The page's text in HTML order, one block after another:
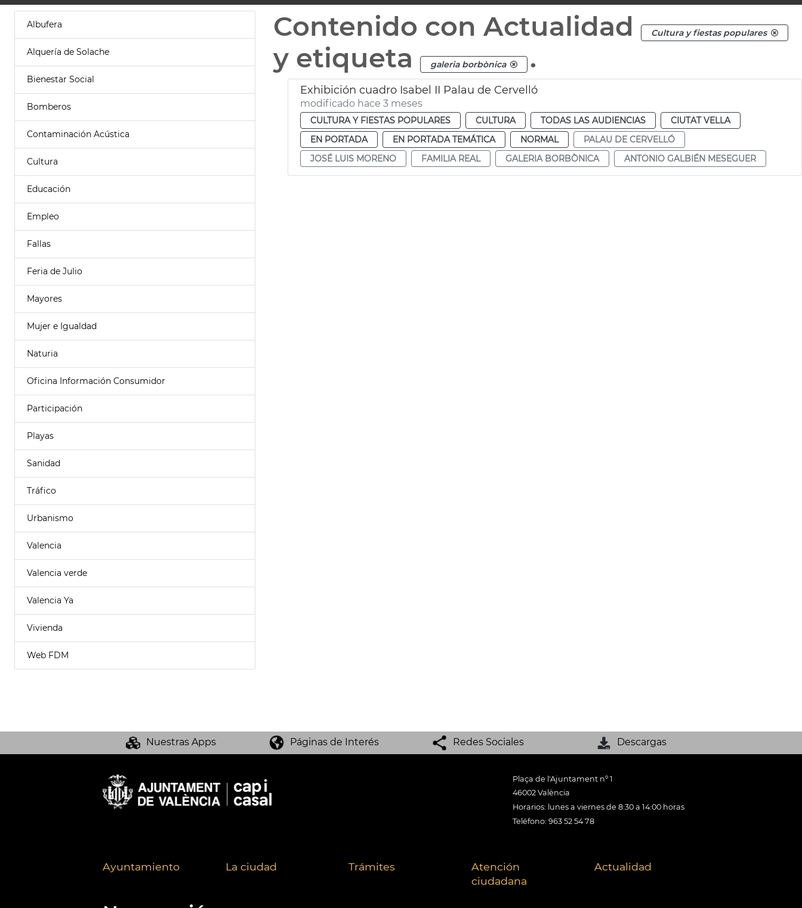
Albufera
Alquería de Solache
Bienestar Social
Bomberos
Contaminación Acústica
Cultura
Educación
Empleo
Fallas
Feria de Julio
Mayores
Mujer e Igualdad
Naturia
Oficina Información Consumidor
Participación
Playas
Sanidad
Tráfico
Urbanismo
Valencia
Valencia verde
Valencia Ya
Vivienda
Web FDM
Contenido con Actualidad Cultura y fiestas populares
y etiqueta galeria borbònica .
Exhibición cuadro Isabel II Palau de Cervelló
modificado hace 3 meses
CULTURA Y FIESTAS POPULARES CULTURA TODAS LAS AUDIENCIAS
CIUTAT VELLA
EN PORTADA
EN PORTADA TEMÁTICA NORMAL
PALAU DE CERVELLÓ
JOSÉ LUIS MORENO
FAMILIA REAL GALERIA BORBÒNICA ANTONIO GALBIÉN MESEGUER
Nuestras Apps Páginas de Interés Redes Sociales Descargas
Plaça de l'Ajuntament nº 1
46002 València
Horarios: lunes a viernes de 8:30 a 14:00 horas
Teléfono: 963 52 54 78
Ayuntamiento La ciudad Trámites
Atención
ciudadana
Actualidad